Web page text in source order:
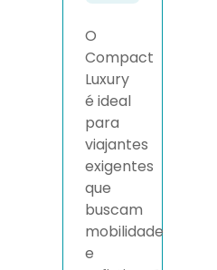
O
Compact
Luxury
é ideal
para
viajantes
exigentes
que
buscam
mobilidade
e